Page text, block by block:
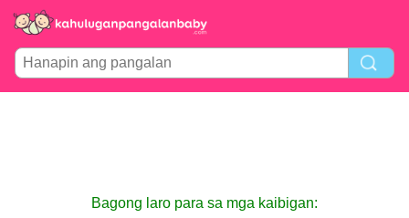
Bagong laro para sa mga kaibigan: